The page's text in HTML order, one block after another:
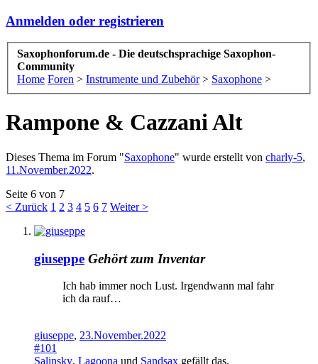
Anmelden oder registrieren
Saxophonforum.de - Die deutschsprachige Saxophon-
Community
Home Foren > Instrumente und Zubehör > Saxophone >
Rampone & Cazzani Alt
Dieses Thema im Forum "Saxophone" wurde erstellt von charly-5,
11.November.2022.
Seite 6 von 7
< Zurück 1 2 3 4 5 6 7 Weiter >
giuseppe Gehört zum Inventar
Ich hab immer noch Lust. Irgendwann mal fahr
ich da rauf…
giuseppe, 23.November.2022
#101
Salinsky, Lagoona und Sandsax gefällt das.